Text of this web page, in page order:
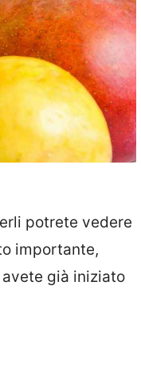
potrete vedere
importante,
già iniziato